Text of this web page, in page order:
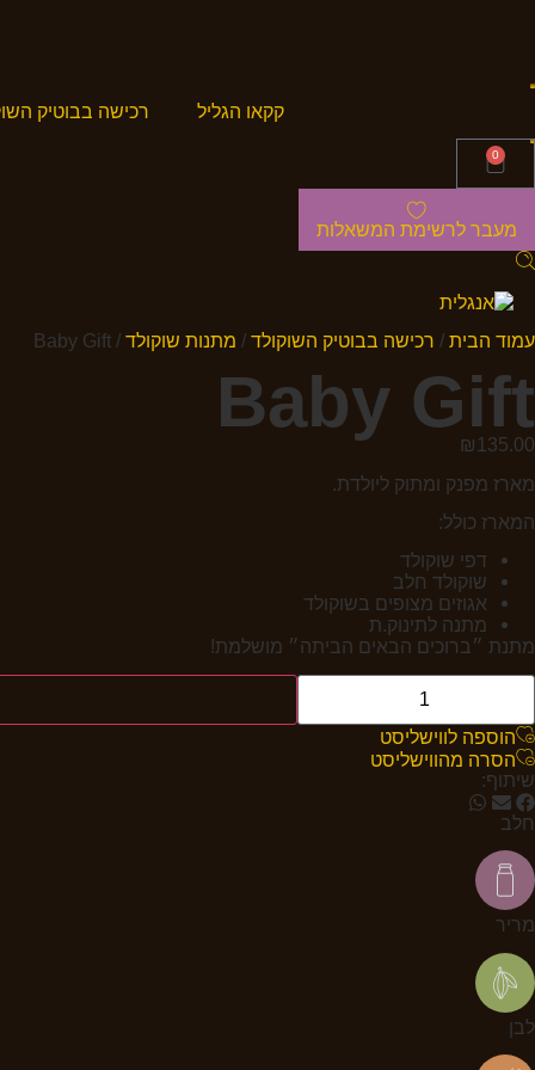
קקאו הגליל רכישה בבוטיק
0
מעבר לרשימת המשאלות
עמוד הבית / רכישה בבוטיק השוקולד / מתנות שוקולד / Baby Gift
Baby Gift
₪ 135.00
מארז מפנק ומתוק ליולדת.
המארז כולל:
דפי שוקולד
שוקולד חלב
אגוזים מצופים בשוקולד
מתנה לתינוק.ת
מתנת ״ברוכים הבאים הביתה״ מושלמת!
הוספה לווישליסט
הסרה מהווישליסט
שיתוף:
חלב
מריר
לבן